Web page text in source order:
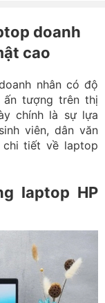
doanh
cao
nhân có độ
tượng trên thị
chính là sự lựa
viên, dân văn
chi tiết về laptop
laptop HP